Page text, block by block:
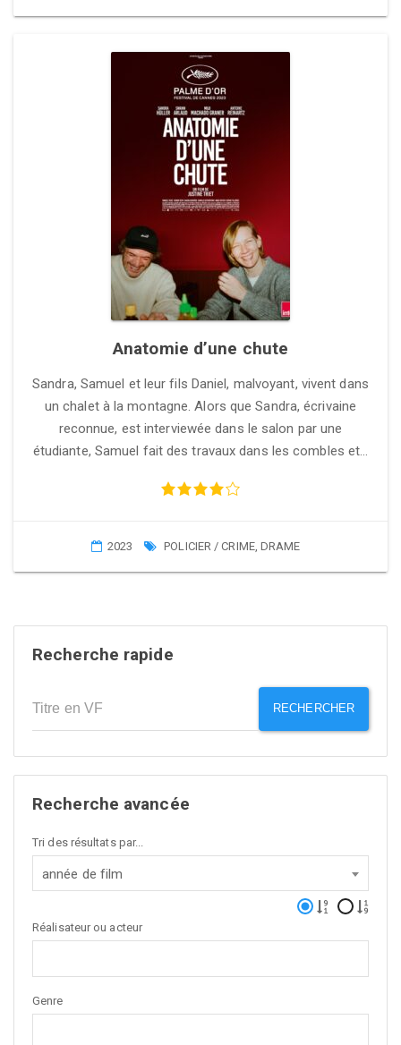
Anatomie d’une chute
Sandra, Samuel et leur fils Daniel, malvoyant, vivent dans
un chalet à la montagne. Alors que Sandra, écrivaine
reconnue, est interviewée dans le salon par une
étudiante, Samuel fait des travaux dans les combles et…
2023 POLICIER / CRIME,DRAME
Recherche rapide
RECHERCHER
Recherche avancée
Tri des résultats par...
année de film
Réalisateur ou acteur
Genre